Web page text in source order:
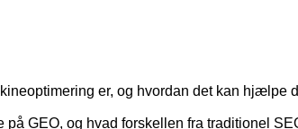
er, og hvordan det kan hjælpe
på GEO, og hvad forskellen fra traditionel